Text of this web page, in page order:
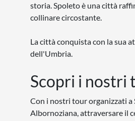
storia. Spoleto è una città
collinare circostante.
La città conquista con la sua
dell'Umbria.
Scopri i nostri
Con i nostri tour organizzati a
Albornoziana, attraversare il